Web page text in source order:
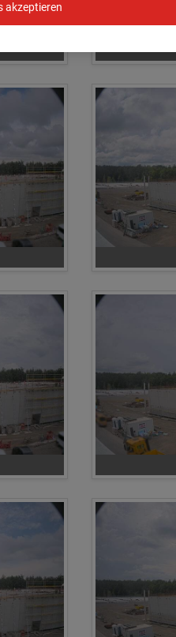
akzeptieren